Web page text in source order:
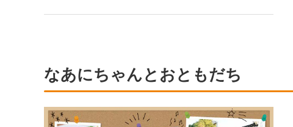
なあにちゃんとおともだち